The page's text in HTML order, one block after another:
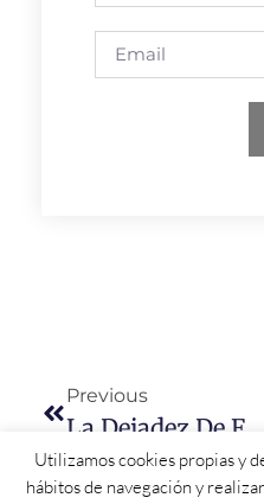
Previous
Utilizamos cookies propias y
hábitos de navegación y